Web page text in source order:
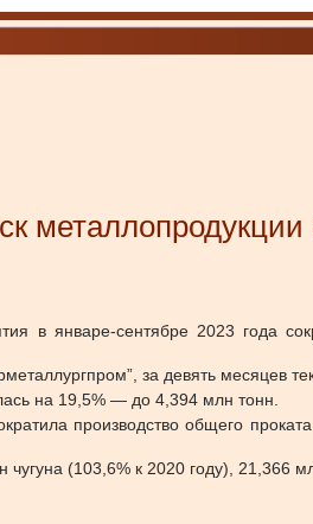
металлопродукции
в январе-сентябре 2023
за девять месяцев
на 19,5% — до 4,394 млн тонн.
производство общего
(103,6% к 2020 году), 21,366